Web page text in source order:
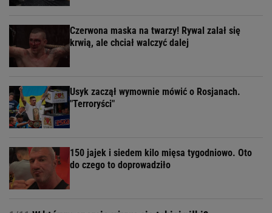
Czerwona maska na twarzy! Rywal zalał się
krwią, ale chciał walczyć dalej
Usyk zaczął wymownie mówić o Rosjanach.
"Terroryści"
150 jajek i siedem kilo mięsa tygodniowo. Oto
do czego to doprowadziło